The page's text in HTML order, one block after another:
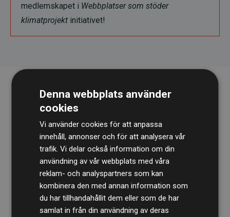
medlemskapet i Webbplatser som stöder
klimatprojekt initiativet!
RevisionsbyrånBDOgranskar kontinuerligt våra
beräkningar och vår metod för att säkerställa
transparens och tillförlitlighet.
Deras granskning visar att våra investeringar i
Denna webbplats använder
cookies
Vi använder cookies för att anpassa
innehåll, annonser och för att analysera vår
trafik. Vi delar också information om din
användning av vår webbplats med våra
reklam- och analyspartners som kan
kombinera den med annan information som
du har tillhandahållit dem eller som de har
samlat in från din användning av deras